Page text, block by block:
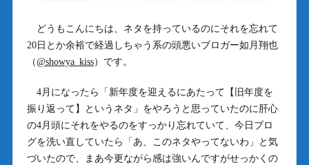
どうもこんにちは、ネタを持っているのにそれを忘れて
20日とか余裕で経過しちゃう系の頭悪いブロガー如月翔也
（@showya_kiss）です。
4月になったら「新年度を迎えるにあたって【旧年度を
振り返って】というネタ」をやろうと思っていたのに肝心
の4月頭にそれをやるのをすっかり忘れていて、今日ブロ
グを洗い直していたら「あ、このネタやってないわ」と気
づいたので、まあ今更ながら感は強いんですがせっかくの